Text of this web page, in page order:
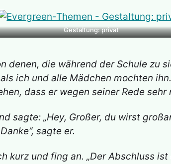
Gestaltung: privat
denen, die während der Schule zu
ich und alle Mädchen mochten
dass er wegen seiner Rede sehr
sagte: „Hey, Großer, du wirst
sagte er.
kurz und fing an. „Der Abschluss